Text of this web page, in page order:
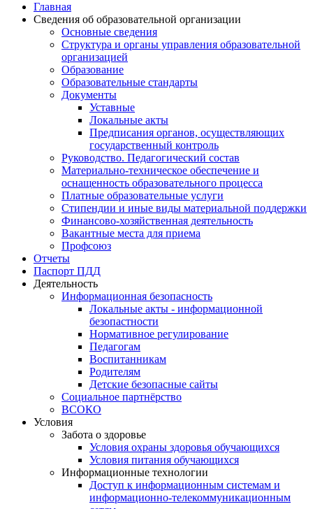
Главная
Сведения об образовательной организации
Основные сведения
Структура и органы управления образовательной
организацией
Образование
Образовательные стандарты
Документы
Уставные
Локальные акты
Предписания органов, осуществляющих
государственный контроль
Руководство. Педагогический состав
Материально-техническое обеспечение и
оснащенность образовательного процесса
Платные образовательные услуги
Стипендии и иные виды материальной поддержки
Финансово-хозяйственная деятельность
Вакантные места для приема
Профсоюз
Отчеты
Паспорт ПДД
Деятельность
Информационная безопасность
Локальные акты - информационной
безопастности
Нормативное регулирование
Педагогам
Воспитанникам
Родителям
Детские безопасные сайты
Социальное партнёрство
ВСОКО
Условия
Забота о здоровье
Условия охраны здоровья обучающихся
Условия питания обучающихся
Информационные технологии
Доступ к информационным системам и
информационно-телекоммуникационным